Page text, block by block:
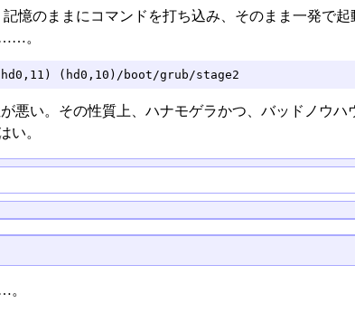
憶のままにコマンドを打ち込み、そのまま一発で
。
(hd0,10)/boot/grub/stage2
悪い。その性質上、ハナモゲラかつ、バッドノウハ
い。
。